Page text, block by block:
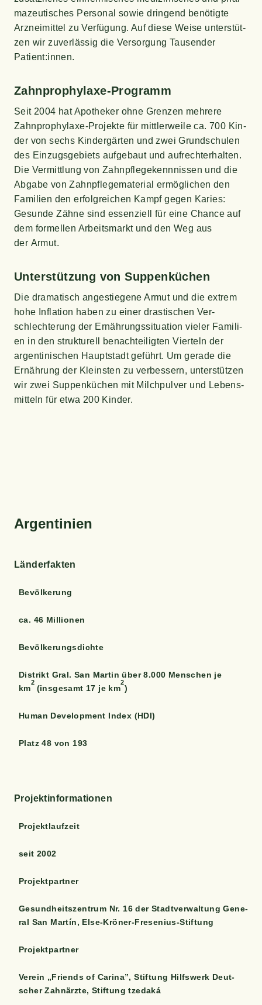
ma­zeu­ti­sches Per­so­nal sowie drin­gend benö­tig­te
Arz­nei­mit­tel zu Ver­fü­gung. Auf die­se Wei­se unter­stüt­
zen wir zuver­läs­sig die Ver­sor­gung Tau­sen­der
Patient:innen.
Zahn­pro­phy­la­xe-Pro­gramm
Seit 2004 hat Apo­the­ker ohne Gren­zen meh­re­re
Zahn­pro­phy­la­xe-Pro­jek­te für mitt­ler­wei­le ca. 700 Kin­
der von sechs Kin­der­gär­ten und zwei Grund­schu­len
des Ein­zugs­ge­biets auf­ge­baut und auf­recht­erhal­ten.
Die Ver­mitt­lung von Zahn­pfle­ge­kenn­nis­sen und die
Abga­be von Zahn­pfle­ge­ma­te­ri­al ermög­li­chen den
Fami­li­en den erfolg­rei­chen Kampf gegen Kari­es:
Gesun­de Zäh­ne sind essen­zi­ell für eine Chan­ce auf
dem for­mel­len Arbeits­markt und den Weg aus
der Armut.
Unter­stüt­zung von Suppenküchen
Die dra­ma­tisch ange­stie­ge­ne Armut und die extrem
hohe Infla­ti­on haben zu einer dras­ti­schen Ver­
schlech­te­rung der Ernäh­rungs­si­tua­ti­on vie­ler Fami­li­
en in den struk­tu­rell benach­tei­lig­ten Vier­teln der
argen­ti­ni­schen Haupt­stadt geführt. Um gera­de die
Ernäh­rung der Kleins­ten zu ver­bes­sern, unter­stüt­zen
wir zwei Sup­pen­kü­chen mit Milch­pul­ver und Lebens­
mit­teln für etwa 200 Kinder.
Argen­ti­ni­en
Län­der­fak­ten
Bevöl­ke­rung
ca. 46 Millionen
Bevöl­ke­rungs­dich­te
Distrikt Gral. San Mar­tin über 8.000 Men­schen je
km
2
(ins­ge­samt 17 je km
2
)
Human Deve­lo­p­ment Index (HDI)
Platz 48 von 193
Pro­jekt­in­for­ma­tio­nen
Pro­jekt­lauf­zeit
seit 2002
Pro­jekt­part­ner
Gesund­heits­zen­trum Nr. 16 der Stadt­ver­wal­tung Gene­
ral San Mar­tín, Else-Kröner-Fresenius-Stiftung
Pro­jekt­part­ner
Ver­ein „Fri­ends of Cari­na”, Stif­tung Hilfs­werk Deut­
scher Zahn­ärz­te, Stif­tung tzedaká